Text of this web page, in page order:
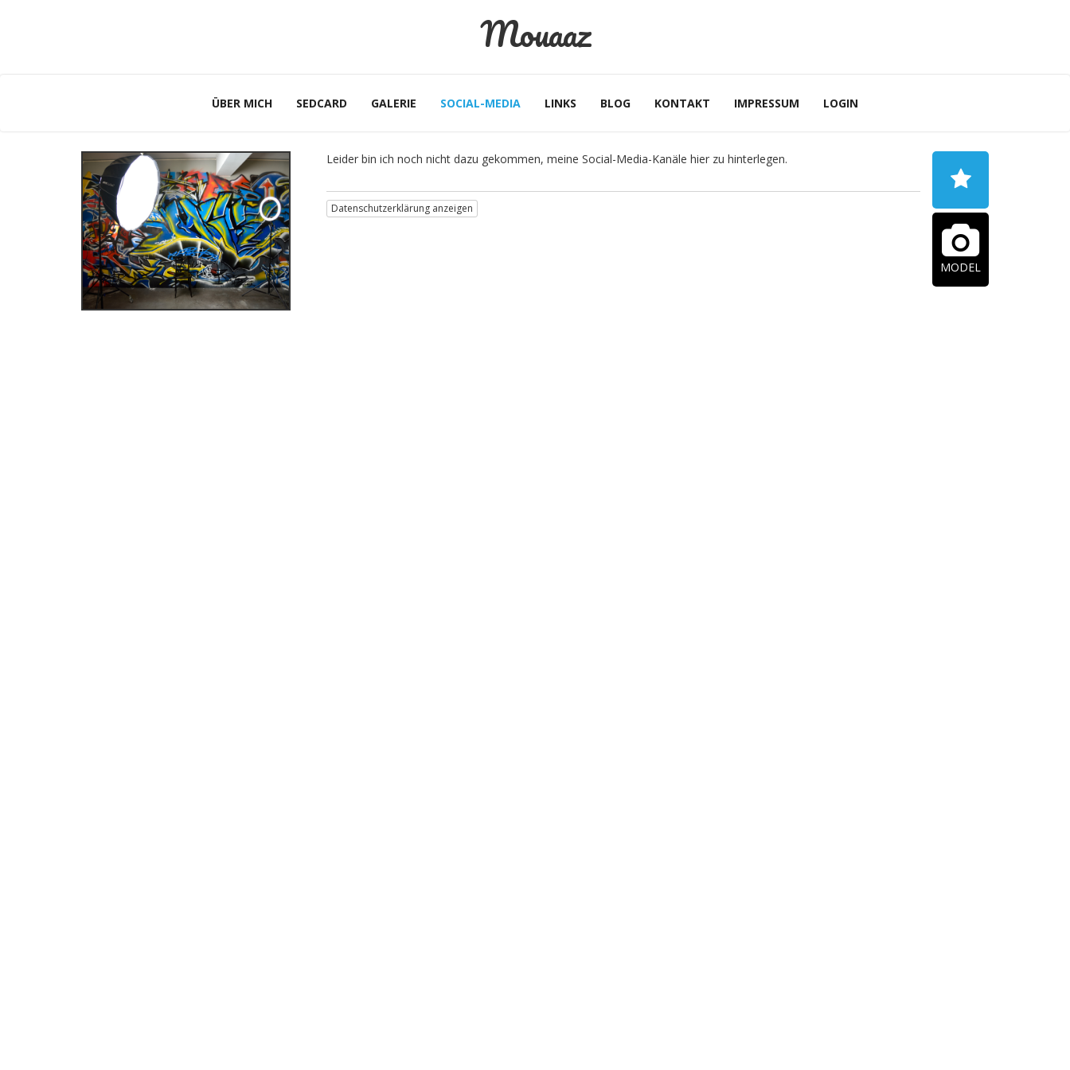
Mouaaz
ÜBER MICH SEDCARD GALERIE SOCIAL-MEDIA LINKS BLOG KONTAKT IMPRESSUM LOGIN
Leider bin ich noch nicht dazu gekommen, meine Social-Media-Kanäle hier zu hinterlegen.
Datenschutzerklärung anzeigen
MODEL